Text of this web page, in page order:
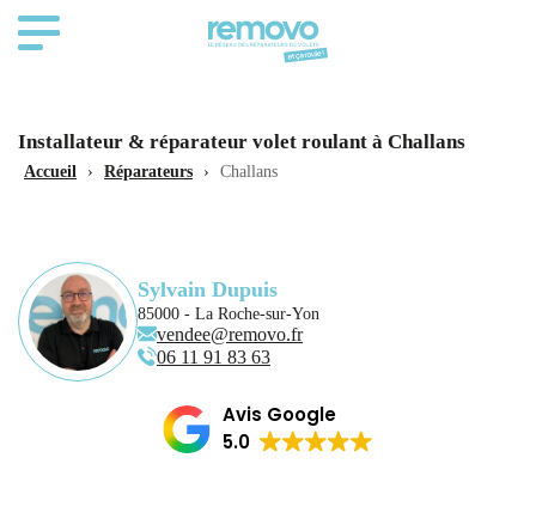
Installateur & réparateur volet roulant à Challans
Accueil › Réparateurs › Challans
Sylvain Dupuis
85000 - La Roche-sur-Yon
vendee@removo.fr
06 11 91 83 63
Avis Google
5.0